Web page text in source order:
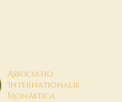
Associatio
Internationalis
MonAstica